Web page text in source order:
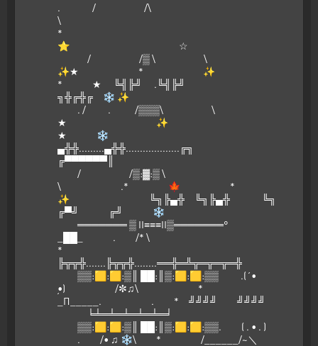
. / /\
\
*
⭐ ☆
/ /▒ \ \
✨★ * ✨
* ★ ╚╣╠╝ .╚╣╠╝
╗╬╔╬╔ ❄ ✨
. / . /▒▒▒\ \
★ ✨
★ ❄
▄╬╬.........▄╬╬...................╔╗
╔▀▀▀▀▀▀║
/ /▒:▓:▒ \
\ .* 🍁 *
✨ ╚╗╠▄╬ ╚╗╠▄╬ ╚╗
╔▀╝ ╔╝ ❄
═══════ ▒ II≡≡≡II▒═══════°
_██_ . /* \
*
╠╦╦╬.......╠╦╦╬........══╬═╩╦═╦═╦═╬
▒▒:🟨:🟨:▒║ ██:║▒:🟨:🟨:▒▒ .(´•
̮•) /✼♫\ *
_Π_____. . * ╝╝╝╝ ╝╝╝╝
╘╧═╧═╧═╧═╧═╛
▒▒:🟨:🟨:▒║ ██:║▒:🟨:🟨:▒▒. ( . • . )
. /• ♫ ❄\ * /______/~＼